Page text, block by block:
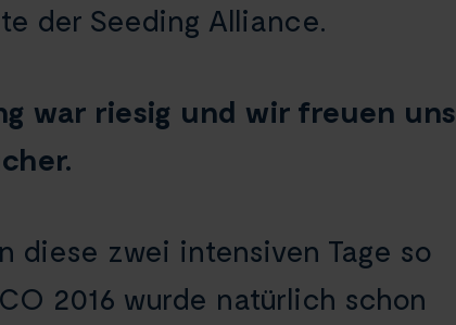
der Seeding Alliance.
war riesig und wir freuen uns
diese zwei intensiven Tage so
2016 wurde natürlich schon